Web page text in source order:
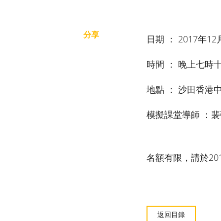
分享 日期 ： 2017年12
時間 ： 晚上七時
地點 ： 沙田香港
模擬課堂導師 ：
名額有限，請於
返回目錄